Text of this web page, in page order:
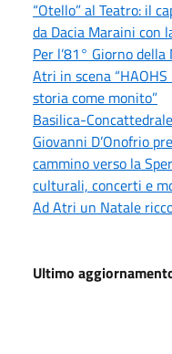
“Otello” al Teatro: il
da Dacia Maraini con
Per l’81° Giorno
Atri in scena
storia come monito”
Basilica-
Giovanni D’Onofrio
cammino verso la
culturali, concerti e
Ad Atri un Natale
Ultimo